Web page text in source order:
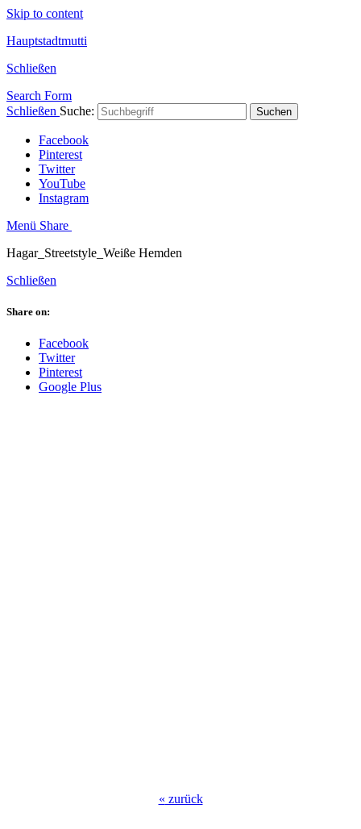
Skip to content
Hauptstadtmutti
Schließen
Search Form
Schließen Suche: Suchen
Facebook
Pinterest
Twitter
YouTube
Instagram
Menü Share
Hagar_Streetstyle_Weiße Hemden
Schließen
Share on:
Facebook
Twitter
Pinterest
Google Plus
« zurück